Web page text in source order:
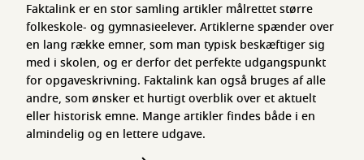
Faktalink er en stor samling artikler målrettet større
folkeskole- og gymnasieelever. Artiklerne spænder over
en lang række emner, som man typisk beskæftiger sig
med i skolen, og er derfor det perfekte udgangspunkt
for opgaveskrivning. Faktalink kan også bruges af alle
andre, som ønsker et hurtigt overblik over et aktuelt
eller historisk emne. Mange artikler findes både i en
almindelig og en lettere udgave.